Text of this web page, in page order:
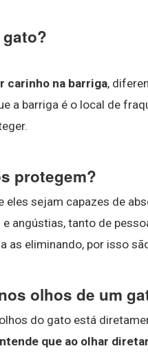
carinho na barriga,
a barriga é o local de
protegem?
eles sejam capazes de
angústias, tanto de
as eliminando, por isso
olhos de um
do gato está
que ao olhar